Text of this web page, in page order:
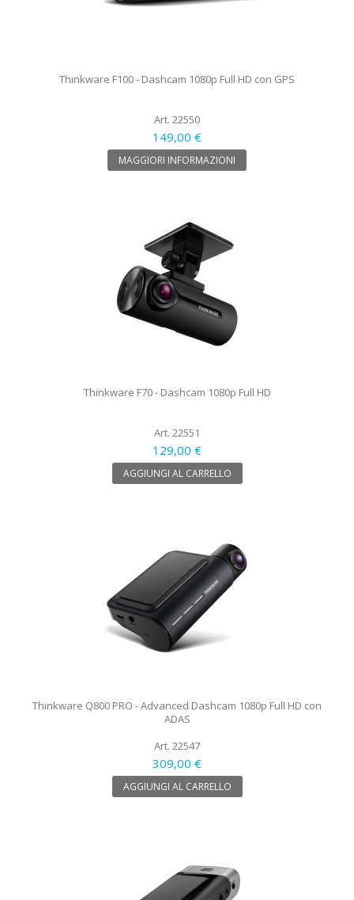
Thinkware F100 - Dashcam 1080p Full HD con GPS
Art. 22550
149,00 €
MAGGIORI INFORMAZIONI
Thinkware F70 - Dashcam 1080p Full HD
Art. 22551
129,00 €
AGGIUNGI AL CARRELLO
Thinkware Q800 PRO - Advanced Dashcam 1080p Full HD con
ADAS
Art. 22547
309,00 €
AGGIUNGI AL CARRELLO